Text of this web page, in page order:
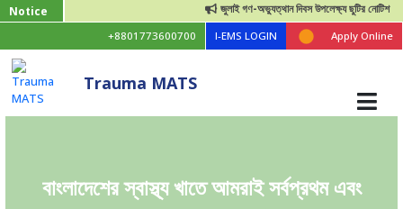
Notice জুলাই গণ-অভ্যুত্থান দিবস উপলেক্ষ্য ছুটির নোটিশ
+8801773600700 I-EMS LOGIN Apply Online
Trauma MATS
বাংলাদেশের স্বাস্থ্য খাতে আমরাই সর্বপ্রথম এবং